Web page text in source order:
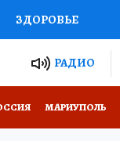
ЗДОРОВЬЕ
РОССИИРАДИО
МАРИУПОЛЬ